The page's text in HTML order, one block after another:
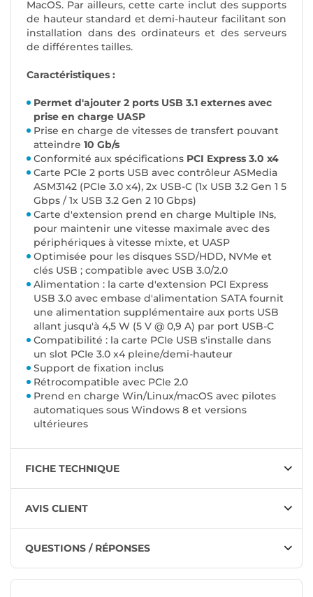
MacOS. Par ailleurs, cette carte inclut des supports
de hauteur standard et demi-hauteur facilitant son
installation dans des ordinateurs et des serveurs
de différentes tailles.
Caractéristiques :
Permet d'ajouter 2 ports USB 3.1 externes avec
prise en charge UASP
Prise en charge de vitesses de transfert pouvant
atteindre 10 Gb/s
Conformité aux spécifications PCI Express 3.0 x4
Carte PCIe 2 ports USB avec contrôleur ASMedia
ASM3142 (PCIe 3.0 x4), 2x USB-C (1x USB 3.2 Gen 1 5
Gbps / 1x USB 3.2 Gen 2 10 Gbps)
Carte d'extension prend en charge Multiple INs,
pour maintenir une vitesse maximale avec des
périphériques à vitesse mixte, et UASP
Optimisée pour les disques SSD/HDD, NVMe et
clés USB ; compatible avec USB 3.0/2.0
Alimentation : la carte d'extension PCI Express
USB 3.0 avec embase d'alimentation SATA fournit
une alimentation supplémentaire aux ports USB
allant jusqu'à 4,5 W (5 V @ 0,9 A) par port USB-C
Compatibilité : la carte PCIe USB s'installe dans
un slot PCIe 3.0 x4 pleine/demi-hauteur
Support de fixation inclus
Rétrocompatible avec PCIe 2.0
Prend en charge Win/Linux/macOS avec pilotes
automatiques sous Windows 8 et versions
ultérieures
FICHE TECHNIQUE
AVIS CLIENT
QUESTIONS / RÉPONSES